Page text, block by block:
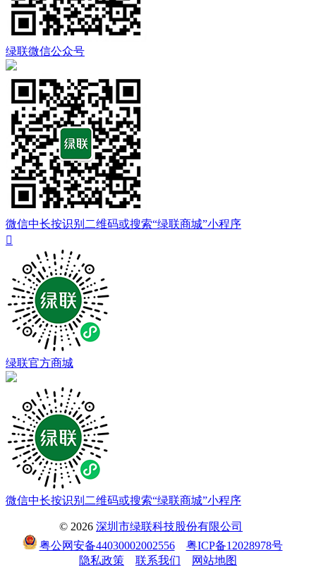
绿联微信公众号
微信中长按识别二维码或搜索“绿联商城”小程序

绿联官方商城
微信中长按识别二维码或搜索“绿联商城”小程序
© 2026 深圳市绿联科技股份有限公司
粤公网安备44030002002556
粤ICP备12028978号
隐私政策
联系我们 网站地图